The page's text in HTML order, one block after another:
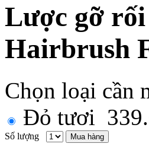
Lược gỡ rối
Hairbrush
Chọn loại cần
Đỏ tươi
Số lượng Mua hàng